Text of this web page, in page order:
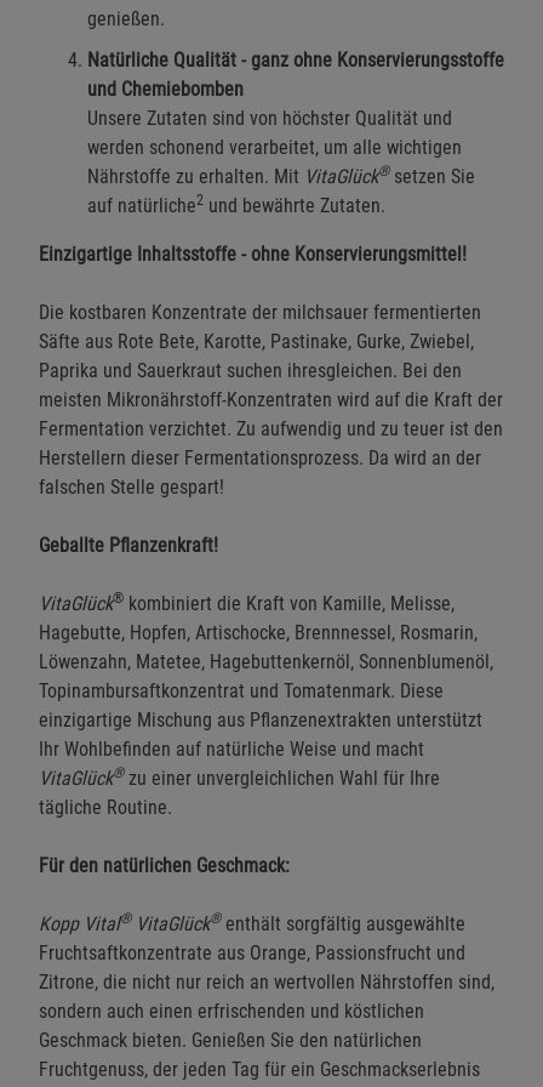
genießen.
Natürliche Qualität - ganz ohne Konservierungsstoffe
und Chemiebomben
Unsere Zutaten sind von höchster Qualität und
werden schonend verarbeitet, um alle wichtigen
Nährstoffe zu erhalten. Mit VitaGlück®setzen Sie
auf natürliche2 und bewährte Zutaten.
Einzigartige Inhaltsstoffe - ohne Konservierungsmittel!
Die kostbaren Konzentrate der milchsauer fermentierten
Säfte aus Rote Bete, Karotte, Pastinake, Gurke, Zwiebel,
Paprika und Sauerkraut suchen ihresgleichen. Bei den
meisten Mikronährstoff-Konzentraten wird auf die Kraft der
Fermentation verzichtet. Zu aufwendig und zu teuer ist den
Herstellern dieser Fermentationsprozess. Da wird an der
falschen Stelle gespart!
Geballte Pflanzenkraft!
VitaGlück® kombiniert die Kraft von Kamille, Melisse,
Hagebutte, Hopfen, Artischocke, Brennnessel, Rosmarin,
Löwenzahn, Matetee, Hagebuttenkernöl, Sonnenblumenöl,
Topinambursaftkonzentrat und Tomatenmark. Diese
einzigartige Mischung aus Pflanzenextrakten unterstützt
Ihr Wohlbefinden auf natürliche Weise und macht
VitaGlück®zu einer unvergleichlichen Wahl für Ihre
tägliche Routine.
Für den natürlichen Geschmack:
Kopp Vital®VitaGlück®enthält sorgfältig ausgewählte
Fruchtsaftkonzentrate aus Orange, Passionsfrucht und
Zitrone, die nicht nur reich an wertvollen Nährstoffen sind,
sondern auch einen erfrischenden und köstlichen
Geschmack bieten. Genießen Sie den natürlichen
Fruchtgenuss, der jeden Tag für ein Geschmackserlebnis
Zurück Einstellungen speichern für die Gruppe
Einwilligung nicht erteilen
Notwendige Cookies (5)
Beschreibung Notwendige Cookies
Cookie-Informationen anzeigen
Statistik Cookies (1)
Cookie-Informationenanzeigen
Marketing Cookies (3)
Beschreibung Marketing Cookies
Cookie-Informationenanzeigen